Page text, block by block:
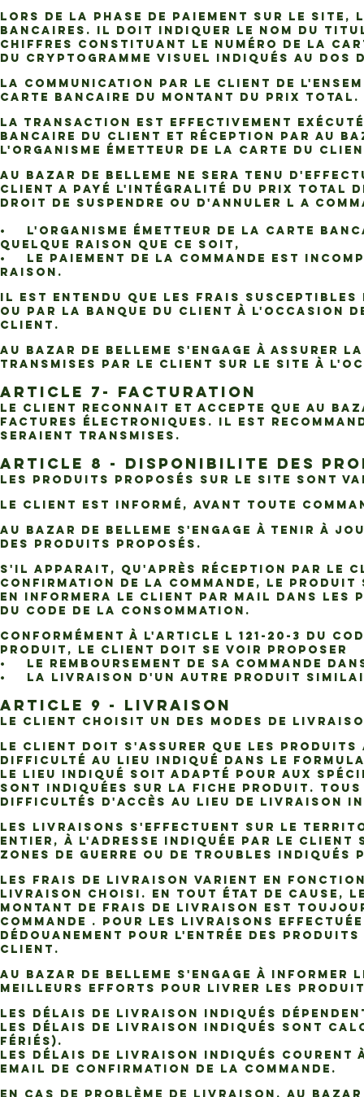
Lors de la phase de paiement sur le
bancaires. Il doit indiquer le nom du
chiffres constituant le numéro de la
du cryptogramme visuel indiqués au dos
La communication par le Client de
carte bancaire du montant du Prix Total.
La transaction est effectivement
bancaire du Client et réception par AU
l'organisme émetteur de la carte du
AU BAZAR DE BELLEME ne sera tenu
Client a payé l'intégralité du Prix Total de
droit de suspendre ou d'annuler l a
• L'organisme émetteur de la carte
quelque raison que ce soit,
• Le paiement de la Commande est
raison.
Il est entendu que les frais
ou par la banque du Client à l'occasion
Client.
AU BAZAR DE BELLEME s'engage à
transmises par le Client sur le Site à
ARTICLE 7- FACTURATION
Le Client reconnait et accepte que AU
factures électroniques. Il est
seraient transmises.
ARTICLE 8 - DISPONIBILITE DES
Les Produits proposés sur le Site sont
Le Client est informé, avant toute
AU BAZAR DE BELLEME s'engage à
des Produits proposés.
S'il apparait, qu'après réception par le
confirmation de la Commande, le Produit
en informera le Client par mail dans les
du Code de la consommation.
Conformément à l'article L 121-20-3 du
Produit, le Client doit se voir proposer
• Le remboursement de sa Commande
• La livraison d'un autre Produit
ARTICLE 9 - LIVRAISON
Le Client choisit un des modes de
Le Client doit s'assurer que les
difficulté au lieu indiqué dans le
le lieu indiqué soit adapté pour aux
sont indiquées sur la fiche produit.
difficultés d'accès au lieu de livraison
Les livraisons s'effectuent sur le
entier, à l'adresse indiquée par le Client
zones de guerre ou de troubles
Les Frais de Livraison varient en
livraison choisi. En tout état de cause,
montant de Frais de Livraison est
Commande . Pour les livraisons
dédouanement pour l'entrée des
Client.
AU BAZAR DE BELLEME s'engage à
meilleurs efforts pour livrer les Produits
Les délais de livraison indiqués
Les délais de livraison indiqués sont
fériés).
Les délais de livraison indiqués courent
email de confirmation de la Commande.